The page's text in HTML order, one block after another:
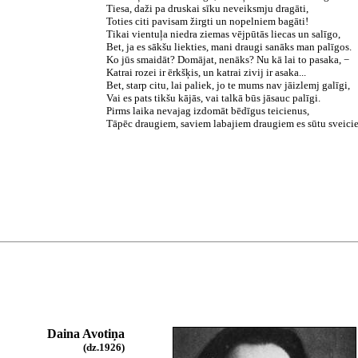
Tiesa, daži pa druskai sīku neveiksmju dragāti,
Toties citi pavisam žirgti un nopelniem bagāti!
Tikai vientuļa niedra ziemas vējpūtās liecas un salīgo,
Bet, ja es sākšu liekties, mani draugi sanāks man palīgos.
Ko jūs smaidāt? Domājat, nenāks? Nu kā lai to pasaka, −
Katrai rozei ir ērkšķis, un katrai zivij ir asaka...
Bet, starp citu, lai paliek, jo te mums nav jāizlemj galīgi,
Vai es pats tikšu kājās, vai talkā būs jāsauc palīgi.
Pirms laika nevajag izdomāt bēdīgus teicienus,
Tāpēc draugiem, saviem labajiem draugiem es sūtu
Daina Avotiņa
(dz.1926)